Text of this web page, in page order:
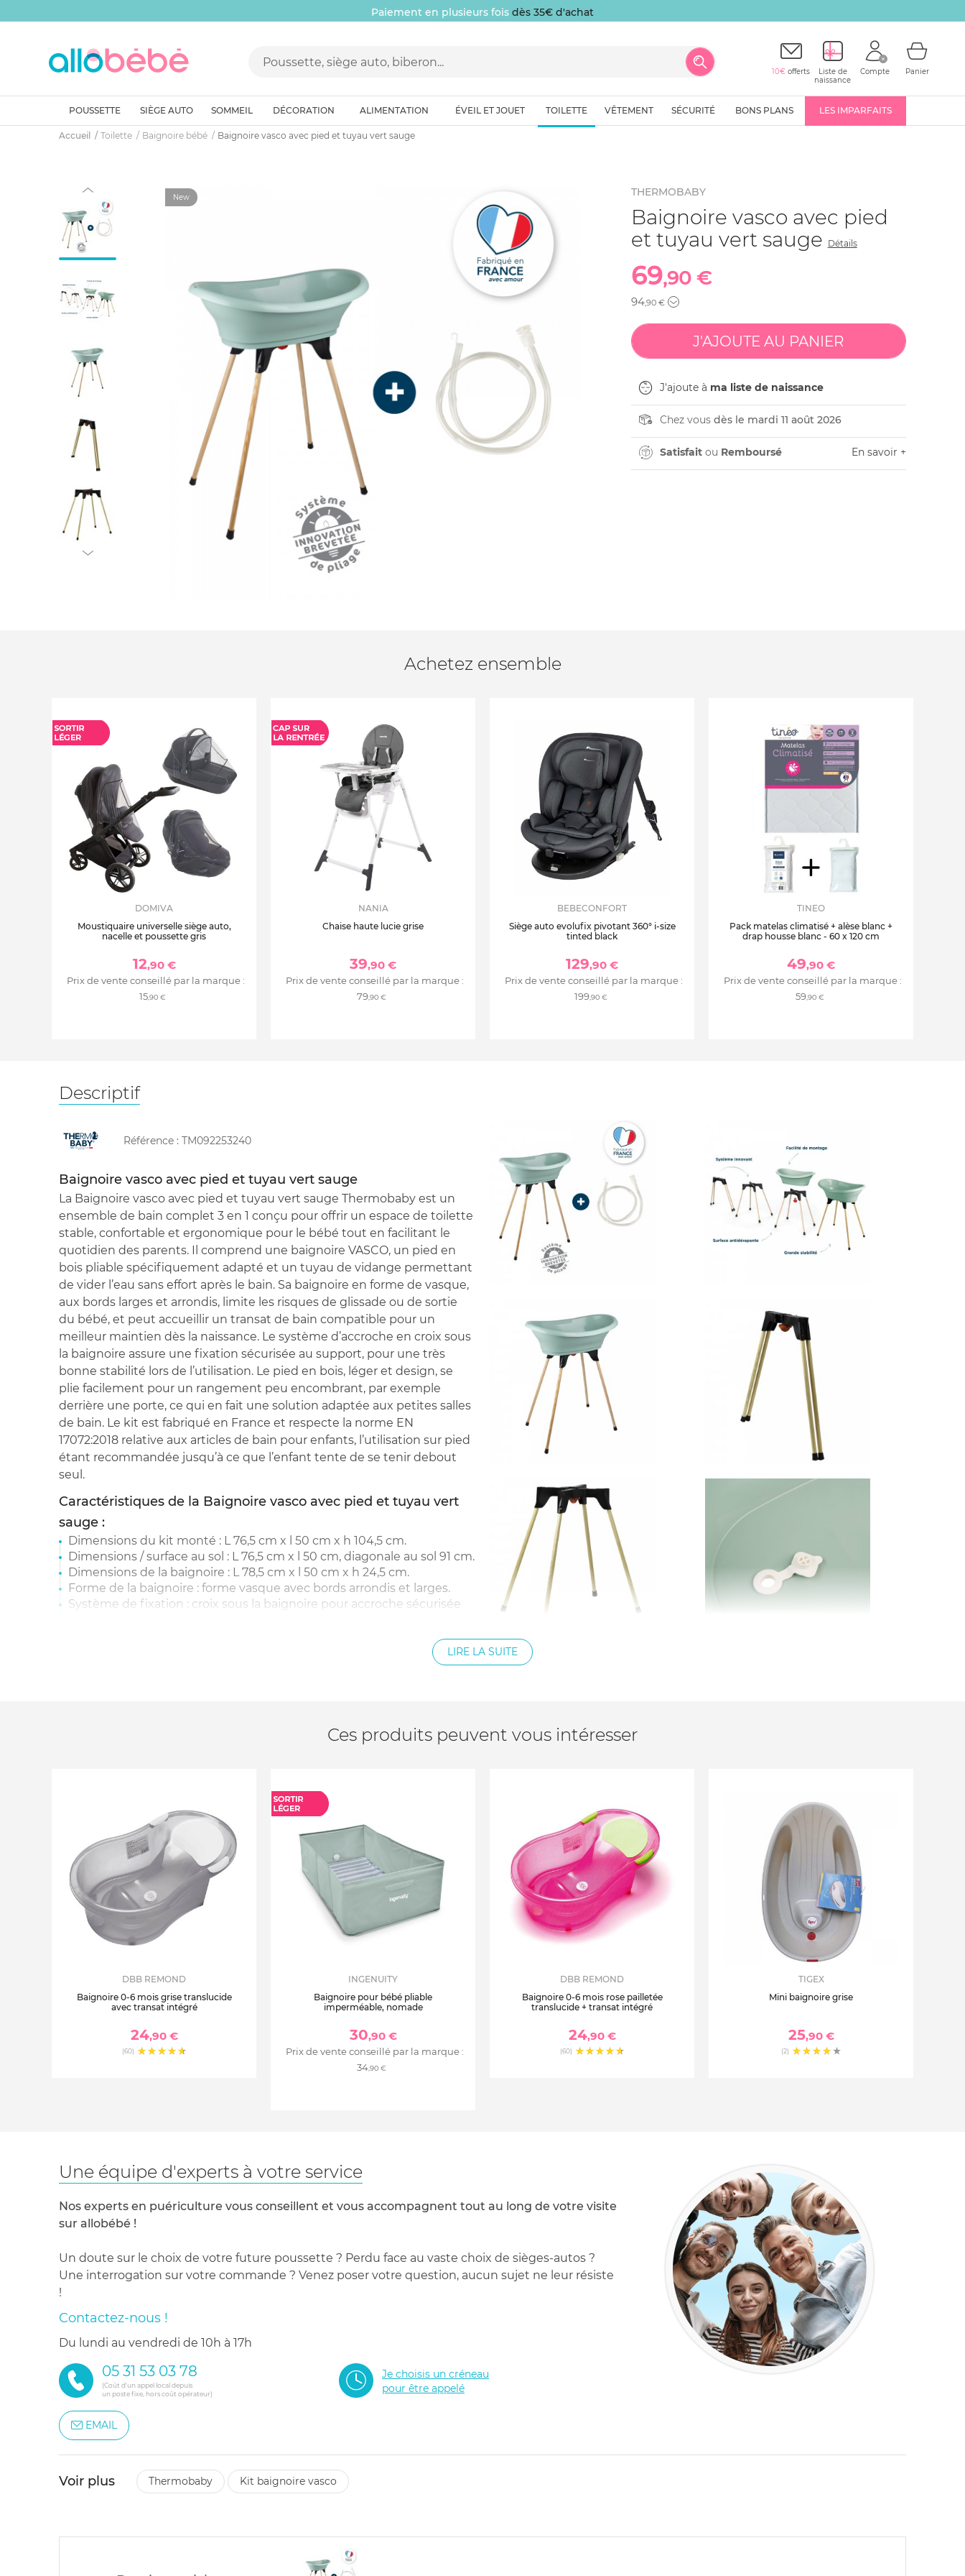
Paiement en plusieurs fois dès 35€ d'achat
10€ offerts
Liste de
naissance
Compte Panier
POUSSETTE SIÈGE AUTO SOMMEIL DÉCORATION ALIMENTATION ÉVEIL ET JOUET TOILETTE VÊTEMENT SÉCURITÉ BONS PLANS LES IMPARFAITS
Accueil Toilette Baignoire bébé Baignoire vasco avec pied et tuyau vert sauge
New THERMOBABY
Baignoire vasco avec pied
et tuyau vert sauge Détails
69,90 €
94,90 €
J'ajoute à ma liste de naissance
Chez vous dès le mardi 11 août 2026
Satisfaitou Remboursé En savoir +
Achetez ensemble
DOMIVA
Moustiquaire universelle siège auto,
nacelle et poussette gris
12,90 €
Prix de vente conseillé par la marque :
15,90 €
NANIA
Chaise haute lucie grise
39,90 €
Prix de vente conseillé par la marque :
79,90 €
BEBECONFORT
Siège auto evolufix pivotant 360° i-size
tinted black
129,90 €
Prix de vente conseillé par la marque :
199,90 €
TINEO
Pack matelas climatisé + alèse blanc +
drap housse blanc - 60 x 120 cm
49,90 €
Prix de vente conseillé par la marque :
59,90 €
Descriptif
Référence : TM092253240
Baignoire vasco avec pied et tuyau vert sauge
La Baignoire vasco avec pied et tuyau vert sauge Thermobaby est un
ensemble de bain complet 3 en 1 conçu pour offrir un espace de toilette
stable, confortable et ergonomique pour le bébé tout en facilitant le
quotidien des parents. Il comprend une baignoire VASCO, un pied en
bois pliable spécifiquement adapté et un tuyau de vidange permettant
de vider l’eau sans effort après le bain. Sa baignoire en forme de vasque,
aux bords larges et arrondis, limite les risques de glissade ou de sortie
du bébé, et peut accueillir un transat de bain compatible pour un
meilleur maintien dès la naissance. Le système d’accroche en croix sous
la baignoire assure une fixation sécurisée au support, pour une très
bonne stabilité lors de l’utilisation. Le pied en bois, léger et design, se
plie facilement pour un rangement peu encombrant, par exemple
derrière une porte, ce qui en fait une solution adaptée aux petites salles
de bain. Le kit est fabriqué en France et respecte la norme EN
17072:2018 relative aux articles de bain pour enfants, l’utilisation sur pied
étant recommandée jusqu’à ce que l’enfant tente de se tenir debout
seul.
Caractéristiques de la Baignoire vasco avec pied et tuyau vert
sauge :
Dimensions du kit monté : L 76,5 cm x l 50 cm x h 104,5 cm.
Dimensions / surface au sol : L 76,5 cm x l 50 cm, diagonale au sol 91 cm.
Dimensions de la baignoire : L 78,5 cm x l 50 cm x h 24,5 cm.
Forme de la baignoire : forme vasque avec bords arrondis et larges.
Système de fixation : croix sous la baignoire pour accroche sécurisée
Lieu de fabrication : produit fabriqué en France.
LIRE LA SUITE
Ces produits peuvent vous intéresser
DBB REMOND
Baignoire 0-6 mois grise translucide
avec transat intégré
24,90 €
(60)
INGENUITY
Baignoire pour bébé pliable
imperméable, nomade
30,90 €
Prix de vente conseillé par la marque :
34,90 €
DBB REMOND
Baignoire 0-6 mois rose pailletée
translucide + transat intégré
24,90 €
(60)
TIGEX
Mini baignoire grise
25,90 €
(2)
Une équipe d'experts à votre service
Nos experts en puériculture vous conseillent et vous accompagnent tout au long de votre visite
sur allobébé !
Un doute sur le choix de votre future poussette ? Perdu face au vaste choix de sièges-autos ?
Une interrogation sur votre commande ? Venez poser votre question, aucun sujet ne leur résiste
!
Contactez-nous !
du lundi au vendredi de 10h à 17h
05 31 53 03 78
(Coût d'un appel local depuis
un poste fixe, hors coût opérateur)
Je choisis un créneau
pour être appelé
EMAIL
Voir plus thermobaby kit baignoire vasco